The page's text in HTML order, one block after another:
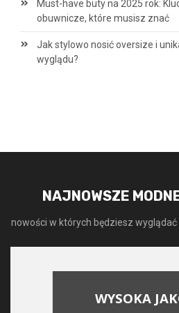
Must-have buty na 2025 rok:
obuwnicze, które musisz znać
Jak stylowo nosić oversize i
wyglądu?
NAJNOWSZE
nowości w których będziesz
WYSOKA